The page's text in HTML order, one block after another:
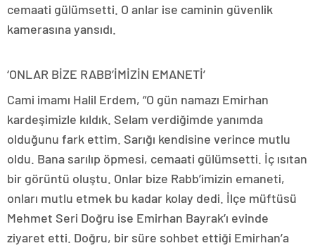
cemaati gülümsetti. O anlar ise caminin güvenlik
kamerasına yansıdı.
‘ONLAR BİZE RABB’İMİZİN EMANETİ’
Cami imamı Halil Erdem, “O gün namazı Emirhan
kardeşimizle kıldık. Selam verdiğimde yanımda
olduğunu fark ettim. Sarığı kendisine verince mutlu
oldu. Bana sarılıp öpmesi, cemaati gülümsetti. İç ısıtan
bir görüntü oluştu. Onlar bize Rabb’imizin emaneti,
onları mutlu etmek bu kadar kolay dedi. İlçe müftüsü
Mehmet Seri Doğru ise Emirhan Bayrak’ı evinde
ziyaret etti. Doğru, bir süre sohbet ettiği Emirhan’a